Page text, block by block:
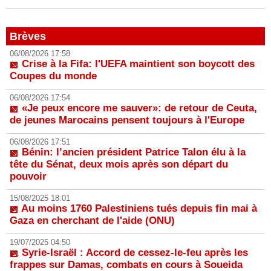
Brèves
06/08/2026 17:58
Crise à la Fifa: l'UEFA maintient son boycott des
Coupes du monde
06/08/2026 17:54
«Je peux encore me sauver»: de retour de Ceuta,
de jeunes Marocains pensent toujours à l'Europe
06/08/2026 17:51
Bénin: l’ancien président Patrice Talon élu à la
tête du Sénat, deux mois après son départ du
pouvoir
15/08/2025 18:01
Au moins 1760 Palestiniens tués depuis fin mai à
Gaza en cherchant de l'aide (ONU)
19/07/2025 04:50
Syrie-Israël : Accord de cessez-le-feu après les
frappes sur Damas, combats en cours à Soueida